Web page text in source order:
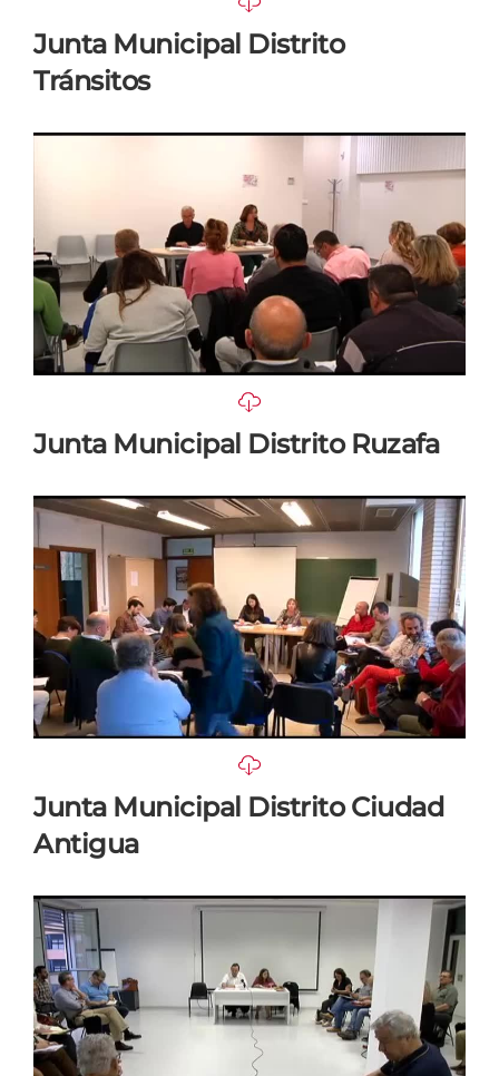
Junta Municipal Distrito
Tránsitos
Junta Municipal Distrito Ruzafa
Junta Municipal Distrito Ciudad
Antigua